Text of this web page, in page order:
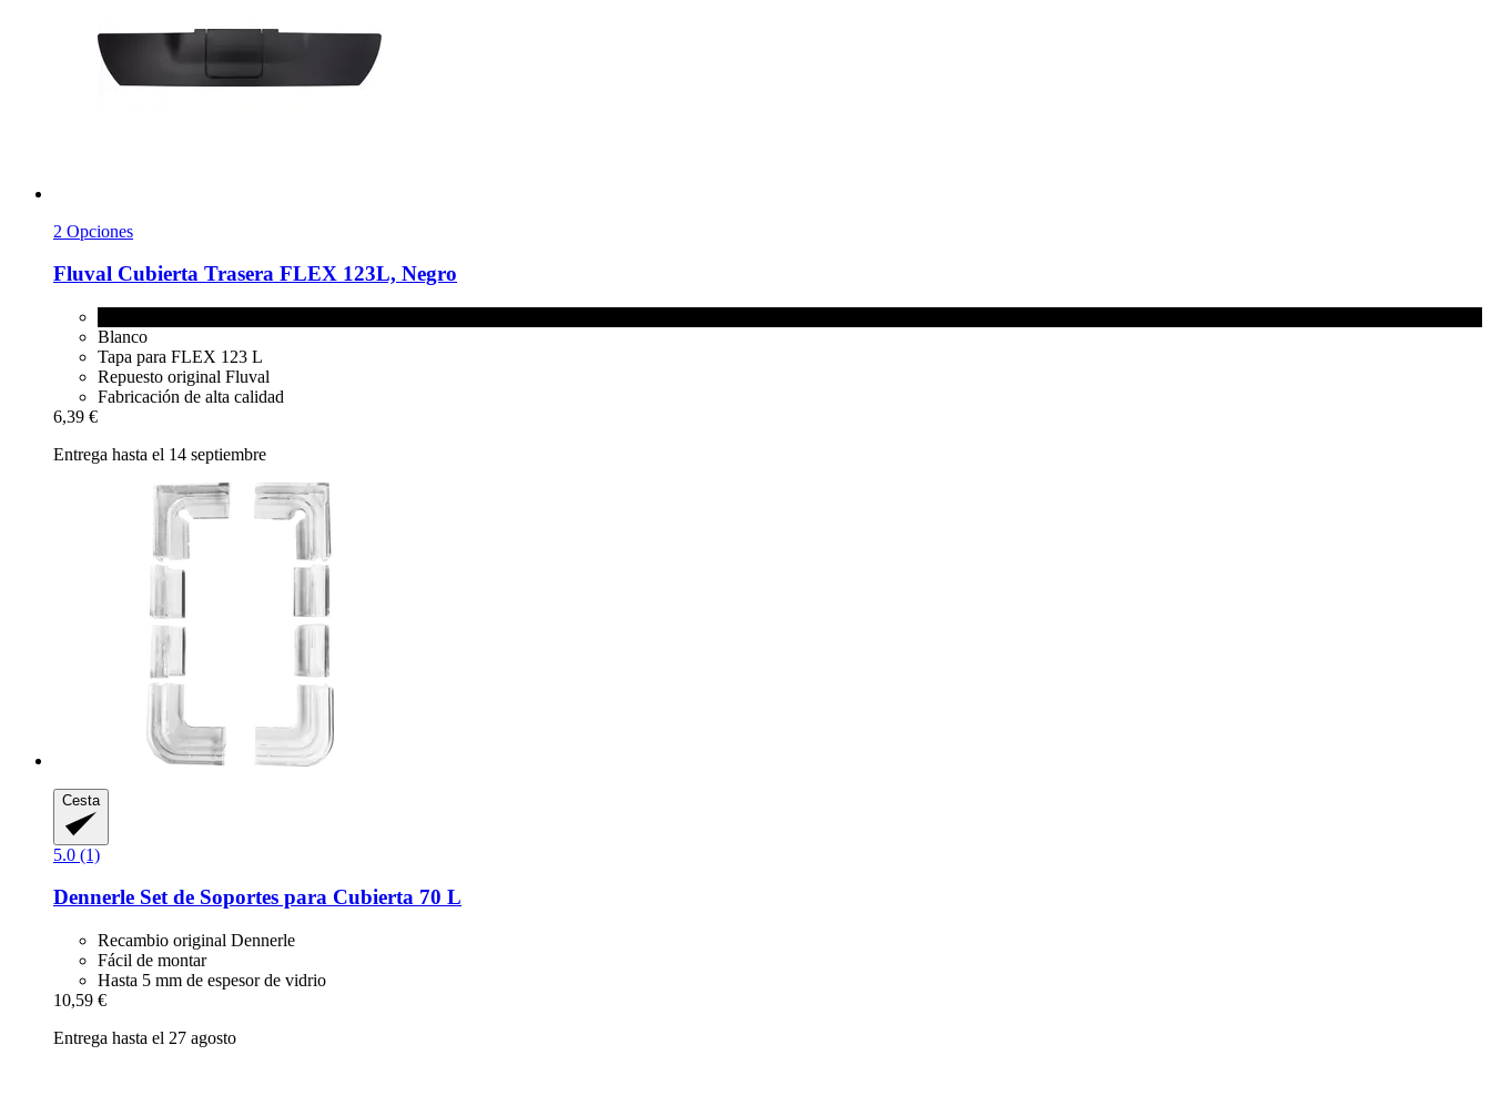
2 Opciones
Fluval Cubierta Trasera FLEX 123L, Negro
Blanco
Tapa para FLEX 123 L
Repuesto original Fluval
Fabricación de alta calidad
6,39 €
Entrega hasta el 14 septiembre
Cesta
5.0 (1)
Dennerle Set de Soportes para Cubierta 70 L
Recambio original Dennerle
Fácil de montar
Hasta 5 mm de espesor de vidrio
10,59 €
Entrega hasta el 27 agosto